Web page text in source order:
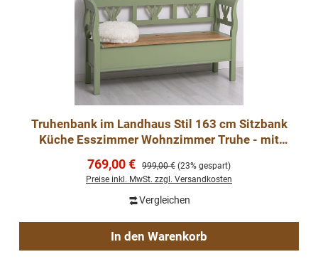
Truhenbank im Landhaus Stil 163 cm Sitzbank
Küche Esszimmer Wohnzimmer Truhe - mit
Verkaufspreis:
769,00 € Regulärer Preis:
999,00 € (23% gespart)
Preise inkl. MwSt. zzgl. Versandkosten
Vergleichen
In den Warenkorb